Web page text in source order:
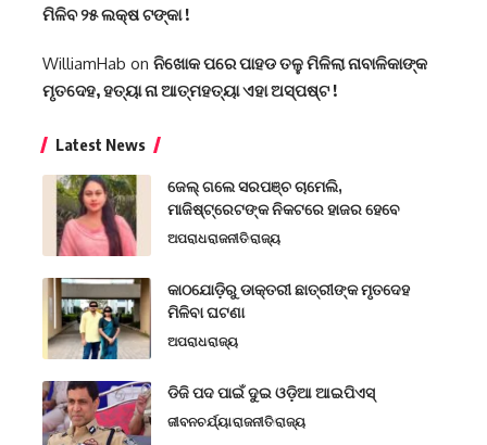
ମିଳିବ ୨୫ ଲକ୍ଷ ଟଙ୍କା !
WilliamHab on ନିଖୋକ ପରେ ପାହଡ ତଳୁ ମିଳିଲା ନାବାଳିକାଙ୍କ
ମୃତଦେହ, ହତ୍ୟା ନା ଆତ୍ମହତ୍ୟା ଏହା ଅସ୍ପଷ୍ଟ !
Latest News
ଜେଲ୍ ଗଲେ ସରପଞ୍ଚ ଚାମେଲି,
ମାଜିଷ୍ଟ୍ରେଟଙ୍କ ନିକଟରେ ହାଜର ହେବେ
ଅପରାଧରାଜନୀତିରାଜ୍ୟ
କାଠଯୋଡ଼ିରୁ ଡାକ୍ତରୀ ଛାତ୍ରୀଙ୍କ ମୃତଦେହ
ମିଳିବା ଘଟଣା
ଅପରାଧରାଜ୍ୟ
ଡିଜି ପଦ ପାଇଁ ଦୁଇ ଓଡ଼ିଆ ଆଇପିଏସ୍
ଜୀବନଚର୍ଯ୍ୟାରାଜନୀତିରାଜ୍ୟ